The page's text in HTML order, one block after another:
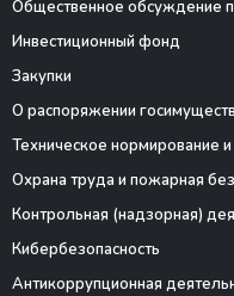
Общественное обсуждение
Инвестиционный фонд
Закупки
О распоряжении
Техническое нормирование и
Охрана труда и пожарная
Контрольная (надзорная)
Кибербезопасность
Антикоррупционная